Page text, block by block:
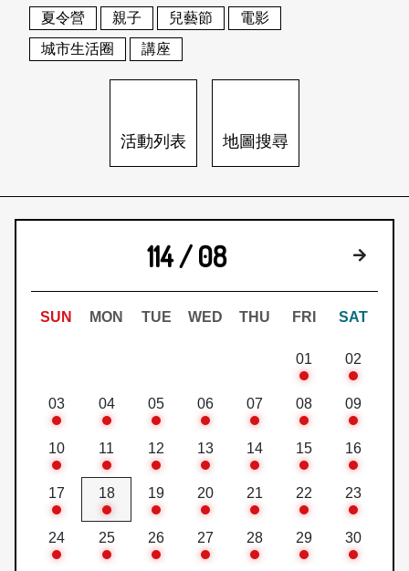
地圖搜尋
關於我們
刊物索取地點
會員基本資料
刊登活動
網站導覽 English
日本語 登入/註冊
夏令營
親子 兒藝節
電影
城市生活圈
講座
活動列表 地圖搜尋
114 / 08 下個月
SUN MON TUE WED THU FRI SAT
01 02
03 04 05 06 07 08 09
10 11 12 13 14 15 16
17 18 19 20 21 22 23
24 25 26 27 28 29 30